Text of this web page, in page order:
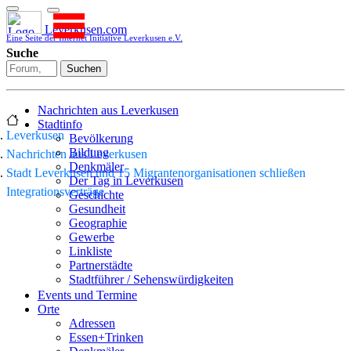
Leverkusen.com
Eine Seite der Internet Initiative Leverkusen e.V.
Suche
Suchen
Nachrichten aus Leverkusen
Stadtinfo
Bevölkerung
Bildung
Denkmäler
Der Tag in Leverkusen
Geschichte
Gesundheit
Geographie
Gewerbe
Linkliste
Partnerstädte
Stadtführer / Sehenswürdigkeiten
Stadtplan
Sport
Who is who
Events und Termine
Orte
Adressen
Essen+Trinken
Leverkusen
Nachrichten aus Leverkusen
Stadt Leverkusen und 15 Migrantenorganisationen schließen
Integrationsverträge